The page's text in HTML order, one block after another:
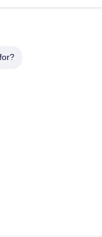
লাইন
ড্রাম সার গ্রানুলেটর